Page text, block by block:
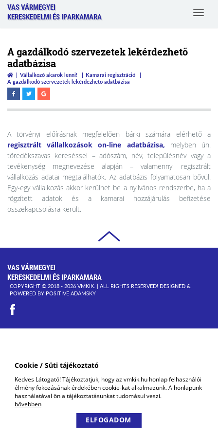
Cookie / Süti tájékoztató
Kedves Látogató! Tájékoztatjuk, hogy az vmkik.hu honlap felhasználói
élmény fokozásának érdekében cookie-kat alkalmazunk. A honlapunk
használatával ön a tájékoztatásunkat tudomásul veszi.
bővebben
ELFOGADOM
VAS VÁRMEGYEI
KERESKEDELMI ÉS IPARKAMARA
Toggle
A gazdálkodó szervezetek lekérdezhető
adatbázisa
Vállalkozó akarok lenni!
Kamarai regisztráció
A gazdálkodó szervezetek lekérdezhető adatbázisa
A törvényi előírásnak megfelelően bárki számára elérhető a
regisztrált vállalkozások on-line adatbázisa, melyben ún.
töredékszavas kereséssel – adószám, név, településnév vagy a
tevékenység megnevezése alapján – valamennyi regisztrált
vállalkozás adatai megtalálhatók. Az adatbázis folyamatosan bővül.
Egy-egy vállalkozás akkor kerülhet be a nyilvános rendszerbe, ha a
rögzített adatok és a kamarai hozzájárulás befizetése
összekapcsolásra került.
VAS VÁRMEGYEI
KERESKEDELMI ÉS IPARKAMARA
COPYRIGHT © 2018 - 2026 VMKIK. | ALL RIGHTS RESERVED! DESIGNED &
POWERED BY POSITIVE ADAMSKY